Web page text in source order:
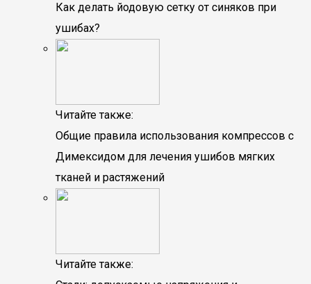
Как делать йодовую сетку от синяков при
ушибах?
Читайте также:
Общие правила использования компрессов с
Димексидом для лечения ушибов мягких
тканей и растяжений
Читайте также: